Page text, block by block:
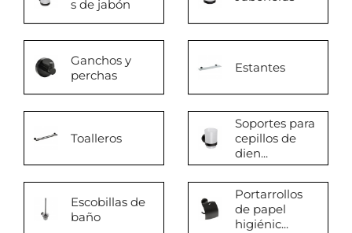
s de jabón
Ganchos y
perchas
Estantes
Toalleros
Soportes para
cepillos de
dien...
Escobillas de
baño
Portarrollos
de papel
higiénic...